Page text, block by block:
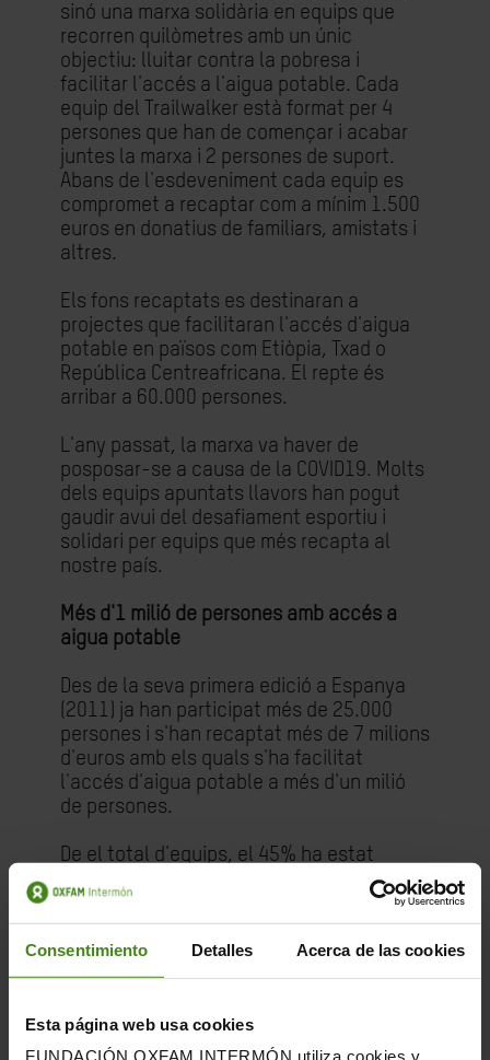
Consentimiento Detalles Acerca de las cookies
Esta página web usa cookies
FUNDACIÓN OXFAM INTERMÓN utiliza cookies y
sinó una marxa solidària en equips que
recorren quilòmetres amb un únic
objectiu: lluitar contra la pobresa i
facilitar l'accés a l'aigua potable. Cada
equip del Trailwalker està format per 4
persones que han de començar i acabar
juntes la marxa i 2 persones de suport.
Abans de l'esdeveniment cada equip es
compromet a recaptar com a mínim 1.500
euros en donatius de familiars, amistats i
altres.
Els fons recaptats es destinaran a
projectes que facilitaran l'accés d'aigua
potable en països com Etiòpia, Txad o
República Centreafricana. El repte és
arribar a 60.000 persones.
L'any passat, la marxa va haver de
posposar-se a causa de la COVID19. Molts
dels equips apuntats llavors han pogut
gaudir avui del desafiament esportiu i
solidari per equips que més recapta al
nostre país.
Més d'1 milió de persones amb accés a
aigua potable
Des de la seva primera edició a Espanya
(2011) ja han participat més de 25.000
persones i s'han recaptat més de 7 milions
d'euros amb els quals s'ha facilitat
l'accés d'aigua potable a més d'un milió
de persones.
De el total d'equips, el 45% ha estat
format per companys i companyes de
treball, les empreses els donen suport. És
triple el repte que ofereix aquesta prova:
esportiu, solidari i de treball en equip, el
que li converteix en una inigualable eina
Lesinscripcionsper participar a la prova a